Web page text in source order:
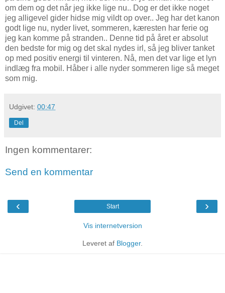
om dem og det når jeg ikke lige nu.. Dog er det ikke noget
jeg alligevel gider hidse mig vildt op over.. Jeg har det kanon
godt lige nu, nyder livet, sommeren, kæresten har ferie og
jeg kan komme på stranden.. Denne tid på året er absolut
den bedste for mig og det skal nydes irl, så jeg bliver tanket
op med positiv energi til vinteren. Nå, men det var lige et lyn
indlæg fra mobil. Håber i alle nyder sommeren lige så meget
som mig.
Udgivet: 00:47
Del
Ingen kommentarer:
Send en kommentar
‹ ›
Start
Vis internetversion
Leveret af Blogger.